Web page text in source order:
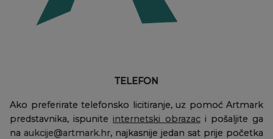
TELEFON
Ako preferirate telefonsko licitiranje, uz pomoć Artmark
predstavnika, ispuniteinternetski obrazaci pošaljite ga
na aukcije@artmark.hr, najkasnije jedan sat prije početka